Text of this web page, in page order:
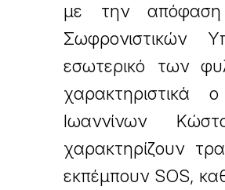
με την απόφαση
Σωφρονιστικών
εσωτερικό των
Ιωαννίνων
χαρακτηρίζουν
εκπέμπουν SOS,